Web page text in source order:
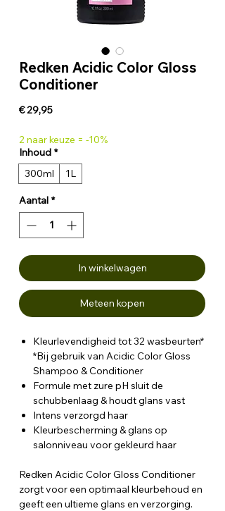
Redken Acidic Color Gloss
Conditioner
€ 29,95Prijs
2 naar keuze = -10%
Inhoud *
300ml
1L
Aantal *
In winkelwagen
Meteen kopen
Kleurlevendigheid tot 32 wasbeurten*
*Bij gebruik van Acidic Color Gloss
Shampoo & Conditioner
Formule met zure pH sluit de
schubbenlaag & houdt glans vast
Intens verzorgd haar
Kleurbescherming & glans op
salonniveau voor gekleurd haar
Redken Acidic Color Gloss Conditioner
zorgt voor een optimaal kleurbehoud en
geeft een ultieme glans en verzorging.